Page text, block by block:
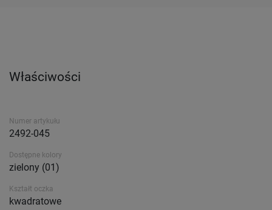
Właściwości
Numer artykułu
2492-045
Dostępne kolory
zielony (01)
Kształt oczka
kwadratowe